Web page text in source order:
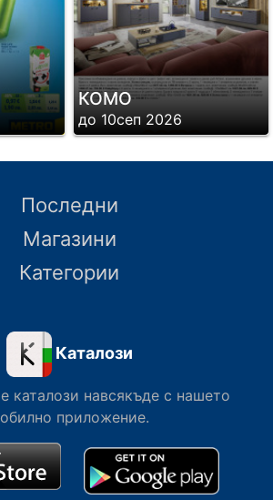
КОМО
до 10сеп 2026
Последни
Магазини
Категории
Каталози
каталози навсякъде с нашето
приложение.